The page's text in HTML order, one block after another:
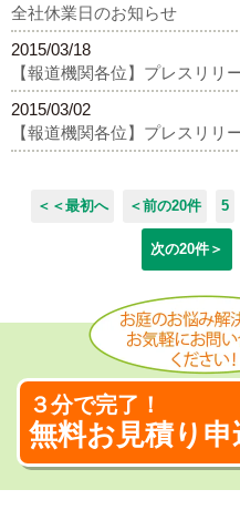
全社休業日のお知らせ
2015/03/18
【報道機関各位】プレスリリ
2015/03/02
【報道機関各位】プレスリリ
＜＜最初へ ＜前の20件 5
次の20件＞
３分で完了！
無料お見積り申